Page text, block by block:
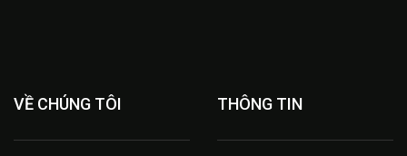
VỀ CHÚNG TÔI THÔNG TIN